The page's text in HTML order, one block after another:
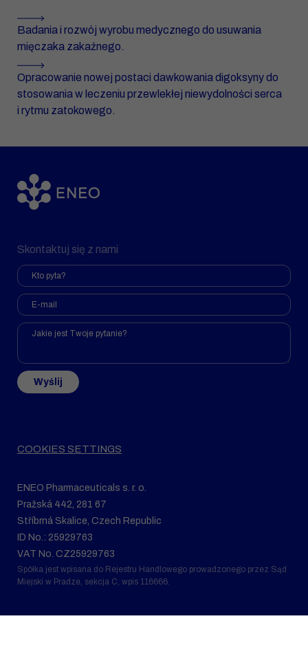
Badania i rozwój wyrobu medycznego do usuwania
mięczaka zakaźnego.
Opracowanie nowej postaci dawkowania digoksyny do
stosowania w leczeniu przewlekłej niewydolności serca
i rytmu zatokowego.
Skontaktuj się z nami
Wyślij
COOKIES SETTINGS
ENEO Pharmaceuticals s. r. o.
Pražská 442, 281 67
Stříbrná Skalice, Czech Republic
ID No.: 25929763
VAT No. CZ25929763
Spółka jest wpisana do Rejestru Handlowego prowadzonego przez Sąd
Miejski w Pradze, sekcja C, wpis 116666.